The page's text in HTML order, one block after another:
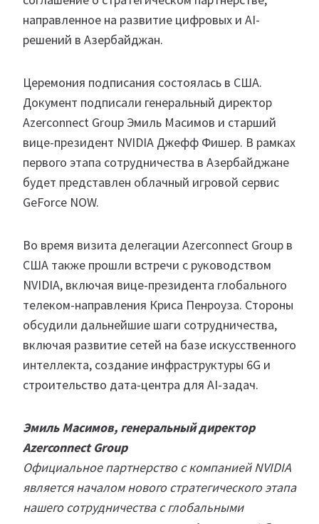
направленное на развитие цифровых и AI-
решений в Азербайджан.
Церемония подписания состоялась в США.
Документ подписали генеральный директор
Azerconnect Group Эмиль Масимов и старший
вице-президент NVIDIA Джефф Фишер. В рамках
первого этапа сотрудничества в Азербайджане
будет представлен облачный игровой сервис
GeForce NOW.
Во время визита делегации Azerconnect Group в
США также прошли встречи с руководством
NVIDIA, включая вице-президента глобального
телеком-направления Криса Пенроуза. Стороны
обсудили дальнейшие шаги сотрудничества,
включая развитие сетей на базе искусственного
интеллекта, создание инфраструктуры 6G и
строительство дата-центра для AI-задач.
Эмиль Масимов, генеральный директор
Azerconnect Group
Официальное партнерство с компанией NVIDIA
является началом нового стратегического этапа
нашего сотрудничества с глобальными